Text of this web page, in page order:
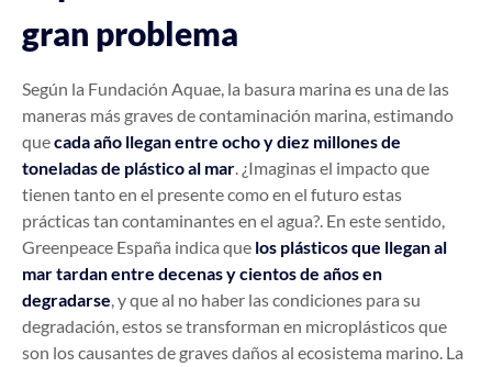
gran problema
Según la Fundación Aquae, la basura marina es una de las
maneras más graves de contaminación marina, estimando
quecada año llegan entre ocho y diez millones de
toneladas de plástico al mar. ¿Imaginas el impacto que
tienen tanto en el presente como en el futuro estas
prácticas tan contaminantes en el agua?. En este sentido,
Greenpeace España indica que los plásticos que llegan al
mar tardan entre decenas y cientos de años en
degradarse, y que al no haber las condiciones para su
degradación, estos se transforman en microplásticos que
son los causantes de graves daños al ecosistema marino. La